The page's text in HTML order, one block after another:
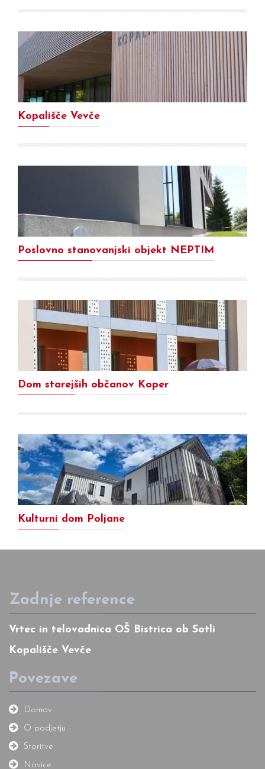
Kopališče Vevče
Poslovno stanovanjski objekt NEPTIM
Dom starejših občanov Koper
Kulturni dom Poljane
Zadnje reference
Vrtec in telovadnica OŠ Bistrica ob Sotli
Kopališče Vevče
Povezave
Domov
O podjetju
Storitve
Novice